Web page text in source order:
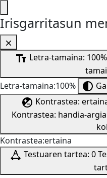
Irisgarritasun
Letra-tamaina: 100%
Letra-tamaina:100%
Kontrastea:
Kontrastea: handia-argia
Kontrastea:ertaina
Testuaren tartea: 0